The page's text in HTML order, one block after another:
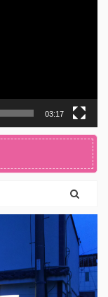
03:17